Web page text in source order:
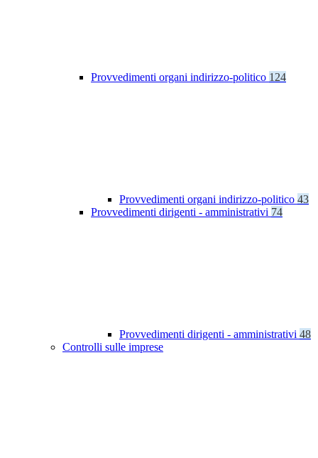
Provvedimenti organi indirizzo-politico 124
Provvedimenti organi indirizzo-politico 43
Provvedimenti dirigenti - amministrativi 74
Provvedimenti dirigenti - amministrativi 48
Controlli sulle imprese